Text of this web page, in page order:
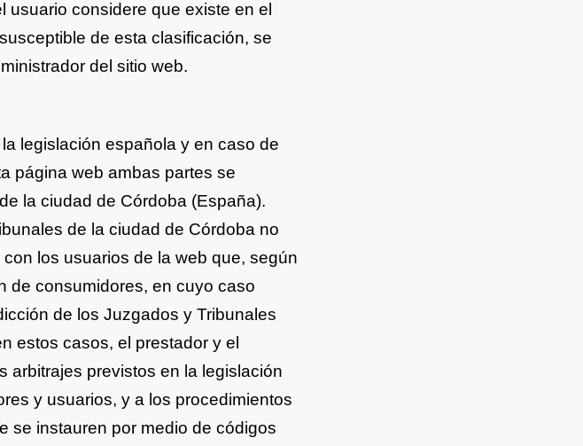
usuario considere que existe en el
de esta clasificación, se
del sitio web.
legislación española y en caso de
página web ambas partes se
la ciudad de Córdoba (España).
de la ciudad de Córdoba no
los usuarios de la web que, según
de consumidores, en cuyo caso
de los Juzgados y Tribunales
estos casos, el prestador y el
arbitrajes previstos en la legislación
y usuarios, y a los procedimientos
se instauren por medio de códigos